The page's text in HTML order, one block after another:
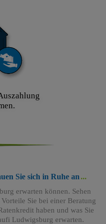
Sie sich in Ruhe an
erwarten können. Sehen
Sie bei einer Beratung
haben und was Sie
Ludwigsburg erwarten.